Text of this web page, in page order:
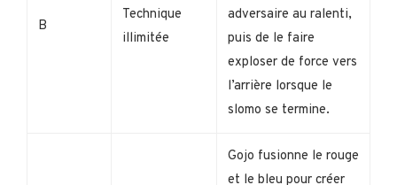
B
Technique
illimitée
adversaire au ralenti,
puis de le faire
exploser de force vers
l’arrière lorsque le
slomo se termine.
Gojo fusionne le rouge
et le bleu pour créer